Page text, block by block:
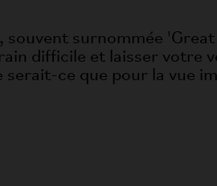
souvent surnommée
difficile et laisser votre
serait-ce que pour la vue